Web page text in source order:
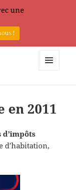
2011
d’habitation,
une
!